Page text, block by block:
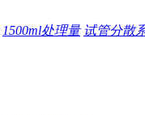
1500ml处理量 试管分散